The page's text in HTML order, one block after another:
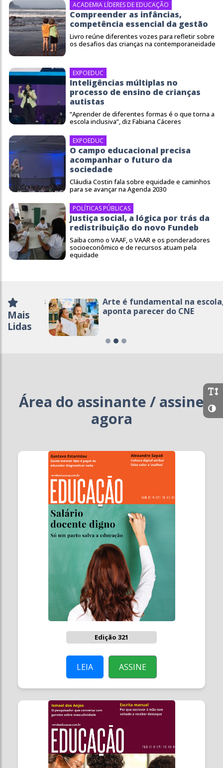
ACADEMIA LÍDERES DE EDUCAÇÃO
Compreender as infâncias,
competência essencial da gestão
Livro reúne diferentes vozes para refletir sobre
os desafios das crianças na contemporaneidade
EXPOEDUC
Inteligências múltiplas no
processo de ensino de crianças
autistas
“Aprender de diferentes formas é o que torna a
escola inclusiva”, diz Fabiana Cáceres
EXPOEDUC
O campo educacional precisa
acompanhar o futuro da
sociedade
Cláudia Costin fala sobre equidade e caminhos
para se avançar na Agenda 2030
POLÍTICAS PÚBLICAS
Justiça social, a lógica por trás da
redistribuição do novo Fundeb
Saiba como o VAAF, o VAAR e os ponderadores
socioeconômico e de recursos atuam pela
equidade
Mais
Lidas
Arte é fundamental na escola,
aponta parecer do CNE
Área do assinante / assine
agora
Edição 321
LEIA ASSINE